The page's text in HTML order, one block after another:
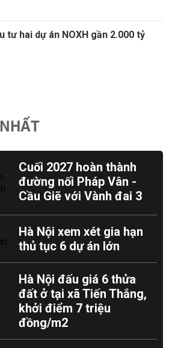
tư hai dự án NOXH gần 2.000 tỷ
Cuối 2027 hoàn thành
đường nối Pháp Vân -
Cầu Giẽ với Vành đai 3
Hà Nội xem xét gia hạn
thủ tục 6 dự án lớn
Hà Nội đấu giá 6 thửa
đất ở tại xã Tiến Thắng,
khởi điểm 7 triệu
đồng/m2